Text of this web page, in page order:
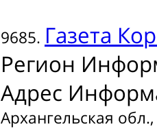
9685. Газета
Регион
Адрес
Архангельская